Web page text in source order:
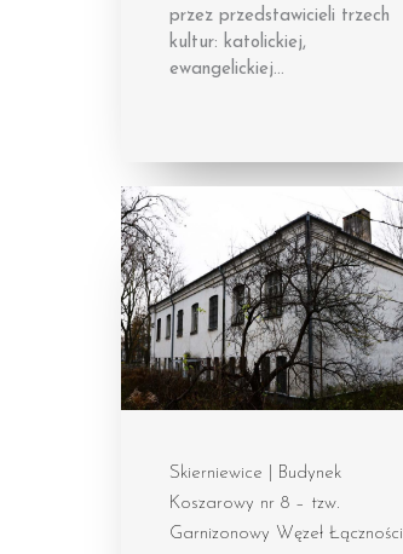
przez przedstawicieli trzech
kultur: katolickiej,
ewangelickiej…
Skierniewice | Budynek
Koszarowy nr 8 – tzw.
Garnizonowy Węzeł Łączności